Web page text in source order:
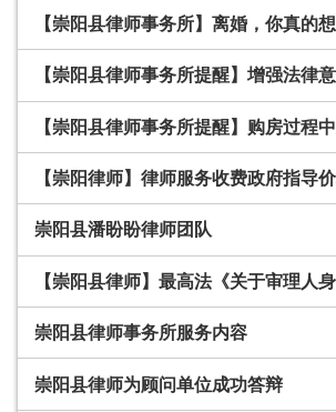
【崇阳县律师事务所】离婚，你真的
【崇阳律师】律师服务收费政府指导
崇阳县潘盼盼律师团队
崇阳县律师事务所服务内容
崇阳县律师为顾问单位成功答辩